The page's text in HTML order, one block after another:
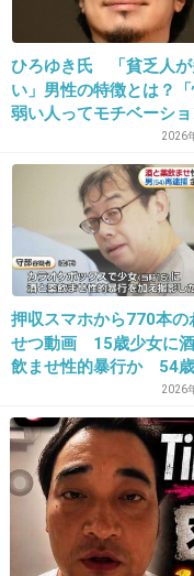
25. 匿名 2014/10/10(金) 10:17:30
きゃりーは肉食だ
26. 匿名2014/10/10(金) 10:17:43
どうして、こうな
27. 匿名2014/10/10(金) 10:17:58
深瀬があれだから
ひろゆき氏 「貧乏人が
い」男性の特徴とは？
弱い人ってモチベーシ
低いので貧乏人多い」2026
押収スマホから770本の
せつ動画 15歳少女に
飲ませ性的暴行か 54
再逮捕 「薬もありま
とSNSで誘い出し
2026